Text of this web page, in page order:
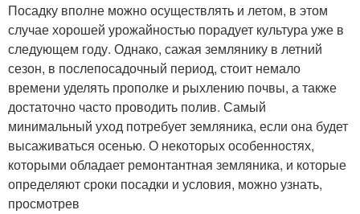
Посадку вполне можно осуществлять и летом, в этом
случае хорошей урожайностью порадует культура уже в
следующем году. Однако, сажая землянику в летний
сезон, в послепосадочный период, стоит немало
времени уделять прополке и рыхлению почвы, а также
достаточно часто проводить полив. Самый
минимальный уход потребует земляника, если она будет
высаживаться осенью. О некоторых особенностях,
которыми обладает ремонтантная земляника, и которые
определяют сроки посадки и условия, можно узнать,
просмотрев